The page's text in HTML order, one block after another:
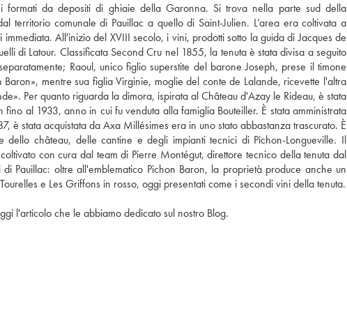
formati da depositi di ghiaie della Garonna. Si trova nella parte sud della
territorio comunale di Pauillac a quello di Saint-Julien. L’area era coltivata a
All'inizio del XVIII secolo, i vini, prodotti sotto la guida di Jacques de
di Latour. Classificata Second Cru nel 1855, la tenuta è stata divisa a seguito
Raoul, unico figlio superstite del barone Joseph, prese il timone
Baron», mentre sua figlia Virginie, moglie del conte de Lalande, ricevette l'altra
Per quanto riguarda la dimora, ispirata al Château d'Azay le Rideau, è stata
al 1933, anno in cui fu venduta alla famiglia Bouteiller. È stata amministrata
è stata acquistata da Axa Millésimes era in uno stato abbastanza trascurato. È
dello château, delle cantine e degli impianti tecnici di Pichon-Longueville. Il
con cura dal team di Pierre Montégut, direttore tecnico della tenuta dal
Pauillac: oltre all'emblematico Pichon Baron, la proprietà produce anche un
l'articolo che le abbiamo dedicato sul nostro Blog.